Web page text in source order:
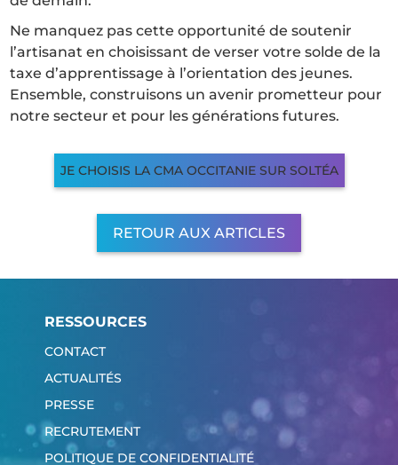
Ne manquez pas cette opportunité de soutenir
l’artisanat en choisissant de verser votre solde de la
taxe d’apprentissage à l’orientation des jeunes.
Ensemble, construisons un avenir prometteur pour
notre secteur et pour les générations futures.
JE CHOISIS LA CMA OCCITANIE SUR SOLTÉA
RETOUR AUX ARTICLES
RESSOURCES
CONTACT
ACTUALITÉS
PRESSE
RECRUTEMENT
POLITIQUE DE CONFIDENTIALITÉ